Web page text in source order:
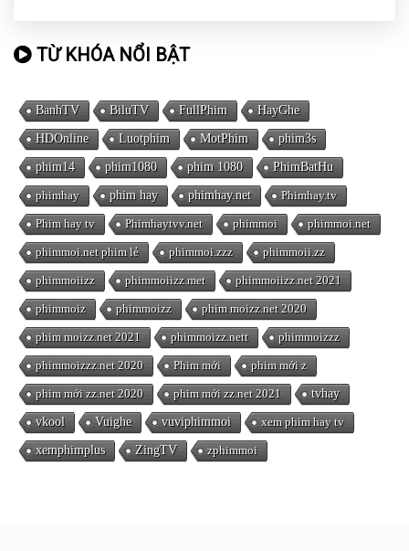
TỪ KHÓA NỔI BẬT
BanhTV BiluTV FullPhim HayGhe
HDOnline Luotphim MotPhim phim3s
phim14 phim1080 phim 1080 PhimBatHu
phimhay phim hay phimhay.net Phimhay.tv
Phim hay tv Phimhaytvv.net phimmoi phimmoi.net
phimmoi.net phim lẻ phimmoi.zzz phimmoii.zz
phimmoiizz phimmoiizz.met phimmoiizz.net 2021
phimmoiz phimmoizz phim moizz.net 2020
phim moizz.net 2021 phimmoizz.nett phimmoizzz
phimmoizzz.net 2020 Phim mới phim mới z
phim mới zz.net 2020 phim mới zz.net 2021 tvhay
vkool Vuighe vuviphimmoi xem phim hay tv
xemphimplus ZingTV zphimmoi